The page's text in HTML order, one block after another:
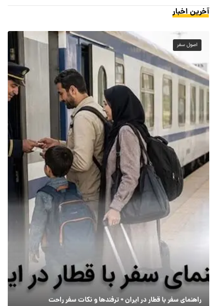
آخرین اخبار
اصول سفر
راهنمای سفر با قطار در ایران + ترفندها و نکات سفر راحت